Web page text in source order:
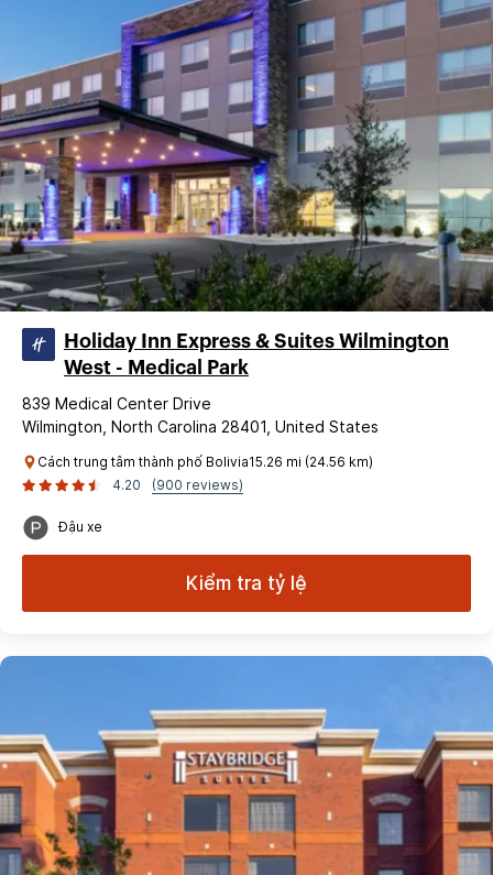
Holiday Inn Express & Suites Wilmington
West - Medical Park
839 Medical Center Drive
Wilmington, North Carolina 28401, United States
Cách trung tâm thành phố Bolivia15.26 mi (24.56 km)
4.20
(900 reviews)
Đậu xe
Kiểm tra tỷ lệ